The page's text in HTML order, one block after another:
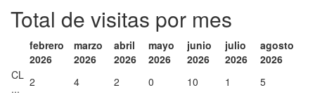
Total de visitas por mes
febrero
2026
marzo
2026
abril
2026
mayo
2026
junio
2026
julio
2026
agosto
2026
CL
...
2 4 2 0 10 1 5